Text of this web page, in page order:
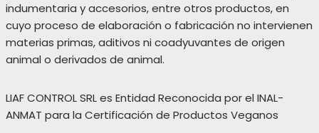
indumentaria y accesorios, entre otros productos, en
cuyo proceso de elaboración o fabricación no intervienen
materias primas, aditivos ni coadyuvantes de origen
animal o derivados de animal.
LIAF CONTROL SRL es Entidad Reconocida por el INAL-
ANMAT para la Certificación de Productos Veganos